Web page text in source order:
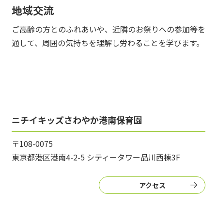
地域交流
ご高齢の方とのふれあいや、近隣のお祭りへの参加等を
通して、周囲の気持ちを理解し労わることを学びます。
ニチイキッズさわやか港南保育園
〒108-0075
東京都港区港南4-2-5 シティータワー品川西棟3F
アクセス